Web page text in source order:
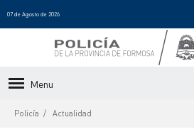
07 de Agosto de 2026
Menu
Policía Actualidad